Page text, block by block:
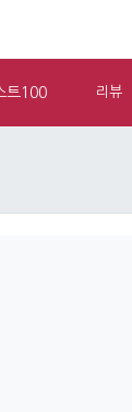
트100 리뷰